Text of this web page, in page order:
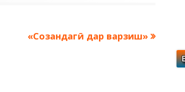
Следующая
«Созандагӣ дар варзиш»